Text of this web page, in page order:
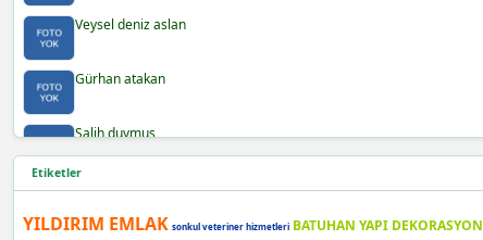
Veysel deniz aslan
Gürhan atakan
Salih duymuş
Burak demir
Etiketler
YILDIRIM EMLAK sonkul veteriner hizmetleri BATUHAN YAPI DEKORASYON